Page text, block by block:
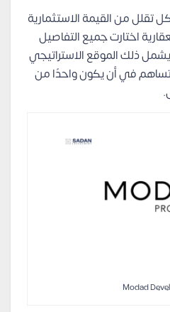
تقلل من القيمة الاستثمارية
اختارت جميع التفاصيل
يشمل ذلك الموقع الاستراتيجي
تساهم في أن يكون واحدًا من
Modad